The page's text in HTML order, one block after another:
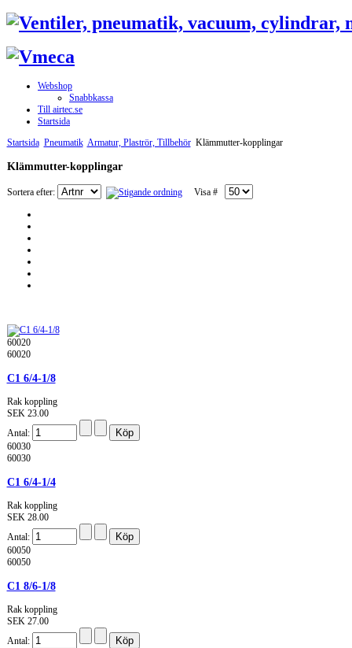
Webshop
Snabbkassa
Till airtec.se
Startsida
Startsida Pneumatik Armatur, Plaströr, Tillbehör Klämmutter-kopplingar
Klämmutter-kopplingar
Sortera efter: Visa #
60020
60020
C1 6/4-1/8
Rak koppling
SEK 23.00
Antal:
60030
60030
C1 6/4-1/4
Rak koppling
SEK 28.00
Antal:
60050
60050
C1 8/6-1/8
Rak koppling
SEK 27.00
Antal: